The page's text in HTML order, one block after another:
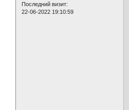
Последний визит:
22-06-2022 19:10:59